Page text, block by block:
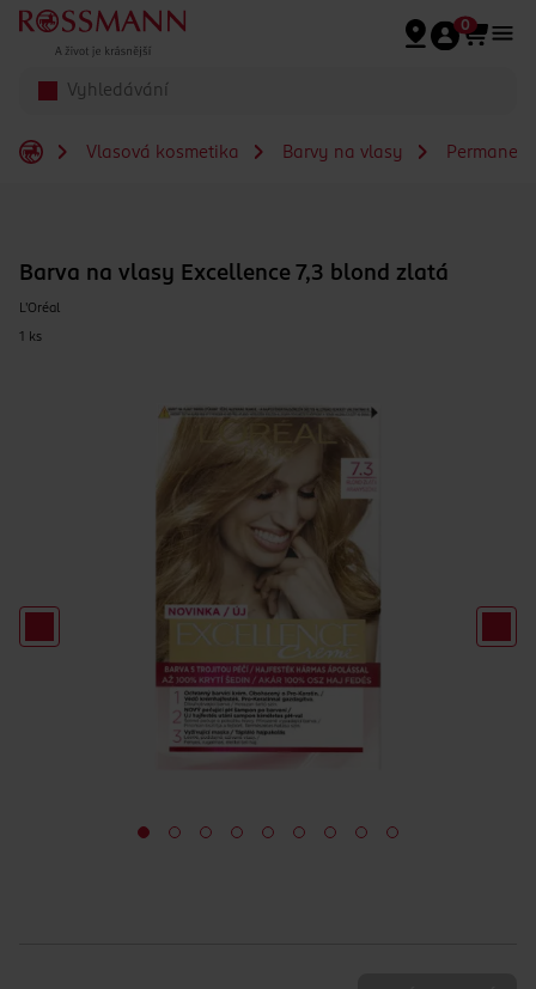
Přeskočit na hlavmní obsah
0
Vlasová kosmetika Barvy na vlasy
Barva na vlasy Excellence 7,3 blond zlatá
L'Oréal
1 ks